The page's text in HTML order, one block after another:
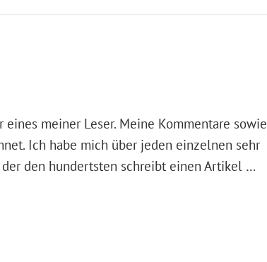
meiner Leser. Meine Kommentare sowie
Ich habe mich über jeden einzelnen sehr
den hundertsten schreibt einen Artikel …